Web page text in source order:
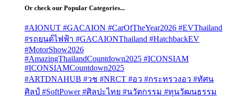
Or check our Popular Categories...
#AIONUT #GACAION #CarOfTheYear2026 #EVThailand
#รถยนต์ไฟฟ้า #GACAIONThailand #HatchbackEV
#MotorShow2026
#AmazingThailandCountdown2025 #ICONSIAM
#ICONSIAMCountdown2025
#ARTDNAHUB #วช #NRCT #อว #กระทรวงอว #ทัศน
ศิลป์ #SoftPower #ศิลปะไทย #นวัตกรรม #ทุนวัฒนธรรม